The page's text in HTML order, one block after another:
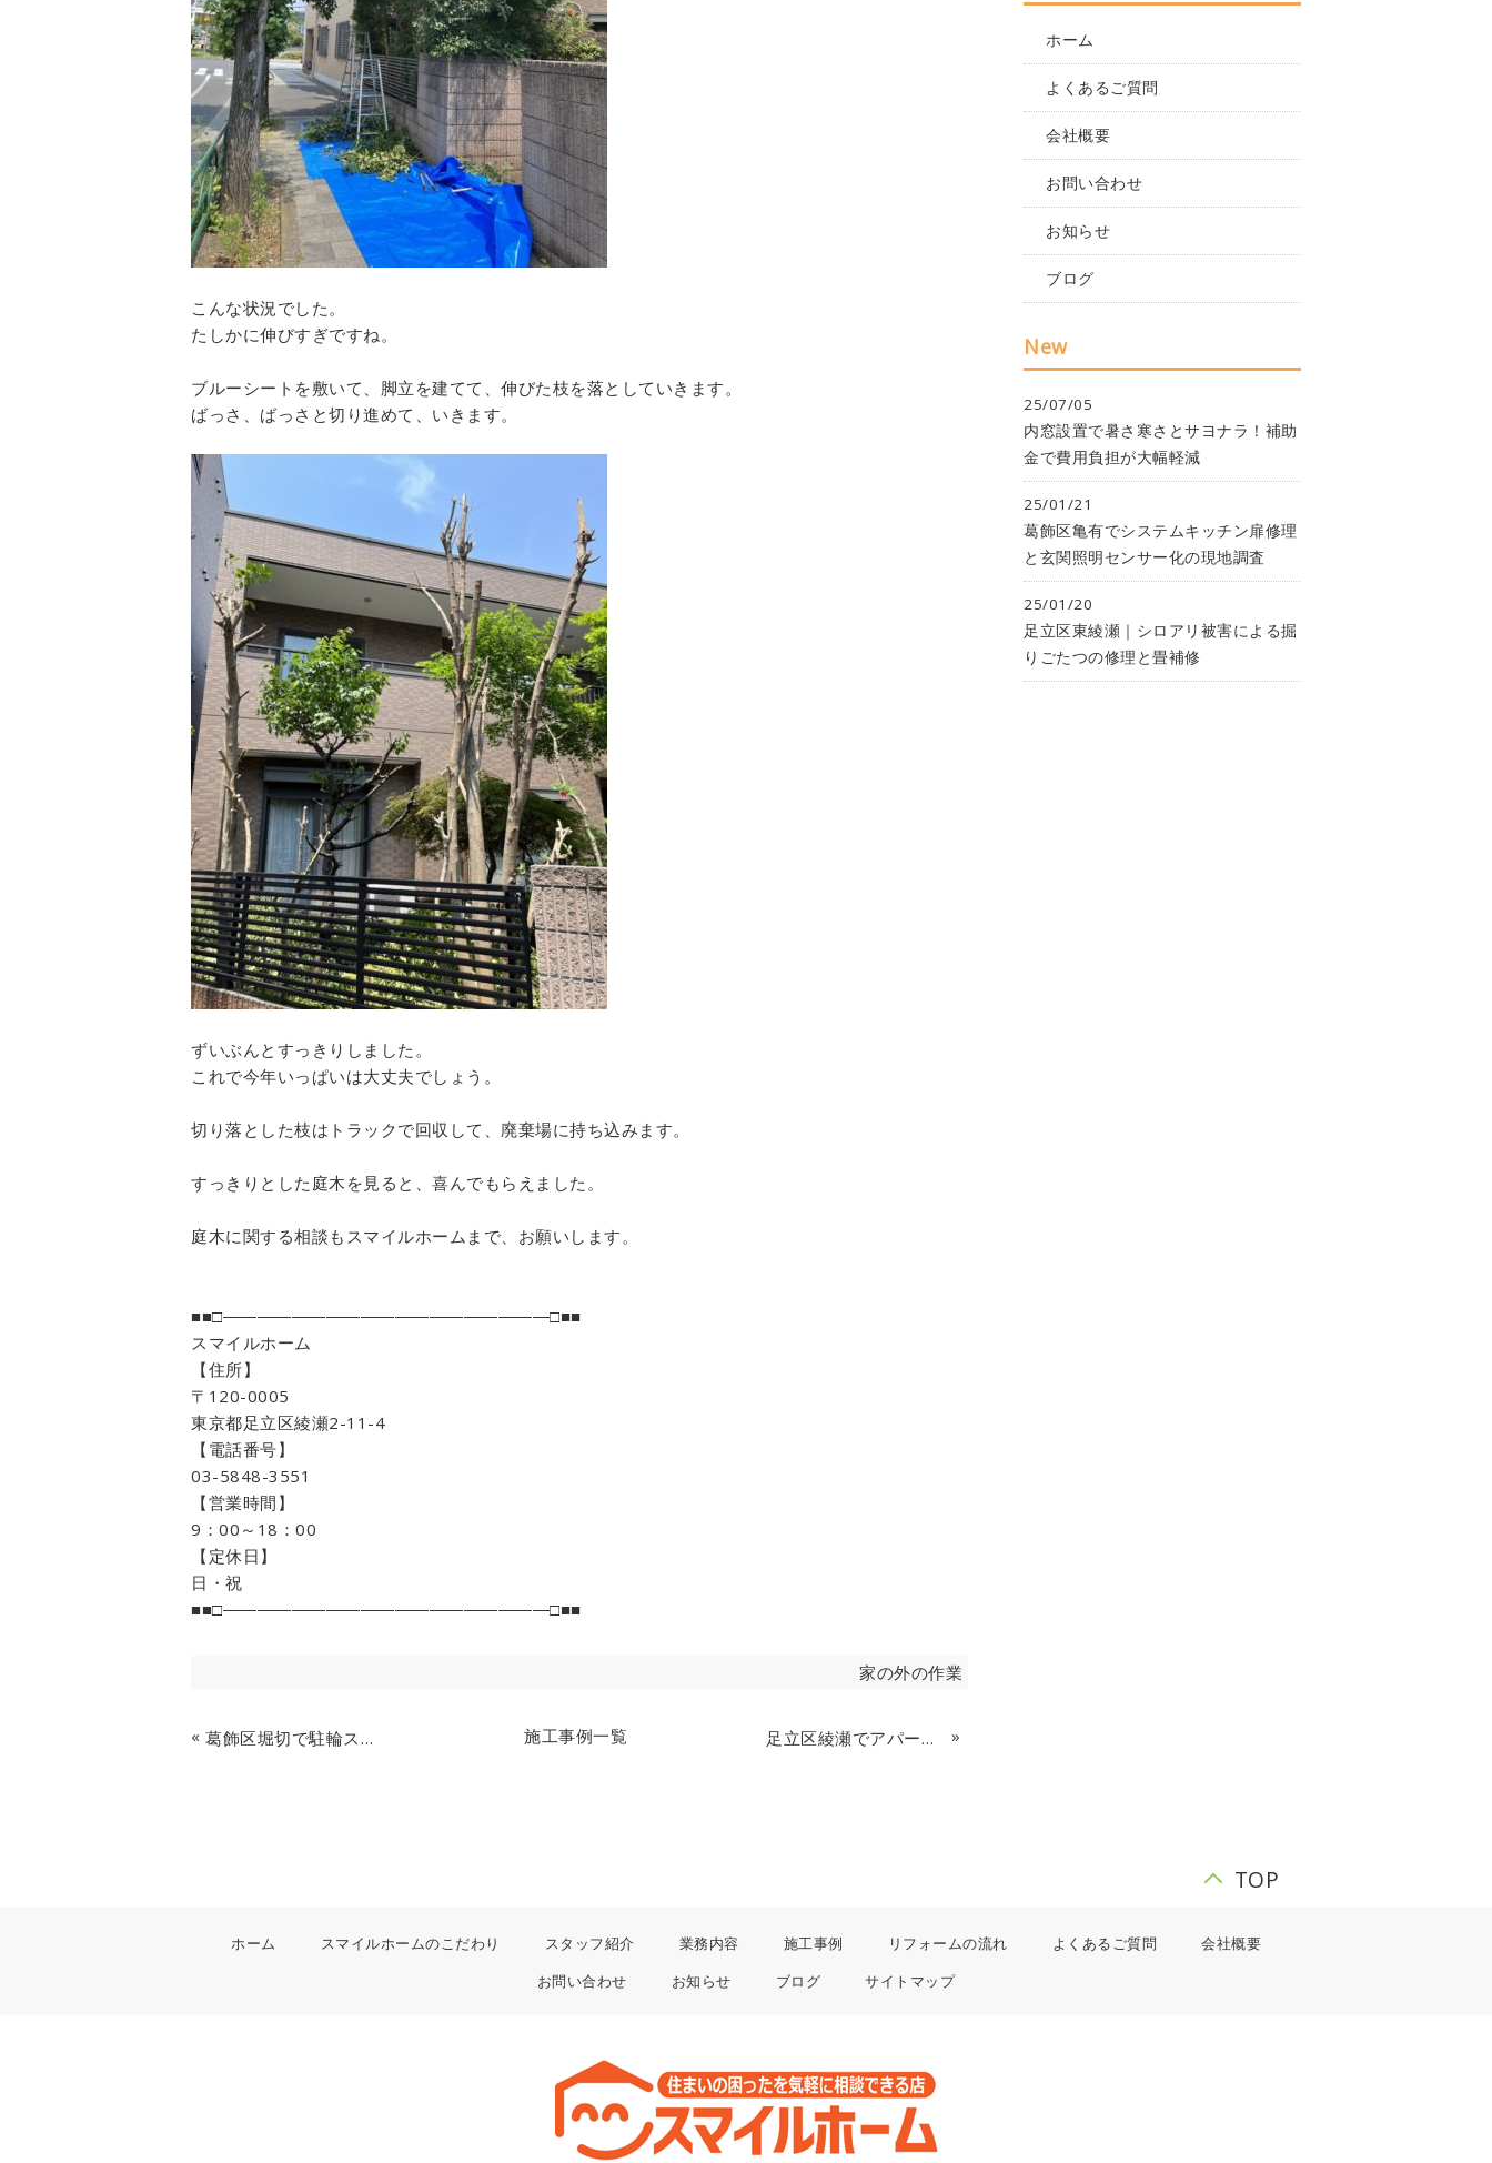
こんな状況でした。
たしかに伸びすぎですね。
ブルーシートを敷いて、脚立を建てて、伸びた枝を落としていきます。
ばっさ、ばっさと切り進めて、いきます。
ずいぶんとすっきりしました。
これで今年いっぱいは大丈夫でしょう。
切り落とした枝はトラックで回収して、廃棄場に持ち込みます。
すっきりとした庭木を見ると、喜んでもらえました。
庭木に関する相談もスマイルホームまで、お願いします。
■■□―――――――――――――――――――□■■
スマイルホーム
【住所】
〒120-0005
東京都足立区綾瀬2-11-4
【電話番号】
03-5848-3551
【営業時間】
9：00～18：00
【定休日】
日・祝
■■□―――――――――――――――――――□■■
家の外の作業
« 葛飾区堀切で駐輪スペースの屋根を造る 施工事例一覧 足立区綾瀬でアパート退去後のハウスクリーニング »
ホーム
よくあるご質問
会社概要
お問い合わせ
お知らせ
ブログ
New
25/07/05
内窓設置で暑さ寒さとサヨナラ！補助
金で費用負担が大幅軽減
25/01/21
葛飾区亀有でシステムキッチン扉修理
と玄関照明センサー化の現地調査
25/01/20
足立区東綾瀬｜シロアリ被害による掘
りごたつの修理と畳補修
TOP
ホーム スマイルホームのこだわり スタッフ紹介 業務内容 施工事例 リフォームの流れ よくあるご質問
会社概要
お問い合わせ
お知らせ ブログ サイトマップ